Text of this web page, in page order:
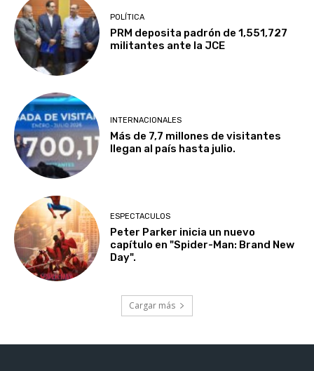
POLÍTICA
PRM deposita padrón de 1,551,727
militantes ante la JCE
INTERNACIONALES
Más de 7,7 millones de visitantes
llegan al país hasta julio.
ESPECTACULOS
Peter Parker inicia un nuevo
capítulo en "Spider-Man: Brand New
Day".
Cargar más